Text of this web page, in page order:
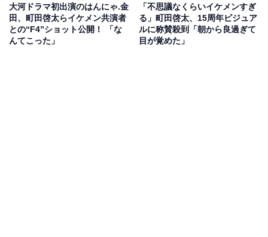
大河ドラマ初出演のはんにゃ.金
田、町田啓太らイケメン共演者
との“F4”ショット公開！ 「な
んてこった」
「不思議なくらいイケメンすぎ
る」町田啓太、15周年ビジュア
ルに称賛殺到「朝から良過ぎて
目が覚めた」